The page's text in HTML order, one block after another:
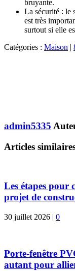
bruyante.
La sécurité : le
est très
surtout si elle
Catégories : Maison |
admin5335
Articles
Les étapes pour
projet de
30 juillet 2026 | 0
Porte-fenêtre
autant pour